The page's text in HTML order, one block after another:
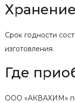
Срок годности
изготовления.
Где
ООО «АКВАХИМ»